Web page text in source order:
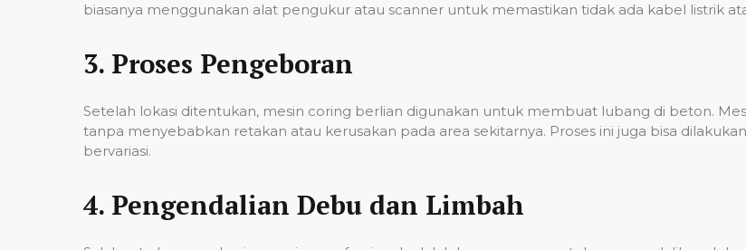
biasanya menggunakan alat pengukur atau scanner untuk memastikan tidak ada kabel listrik
3. Proses Pengeboran
Setelah lokasi ditentukan, mesin coring berlian digunakan untuk membuat lubang di beton.
tanpa menyebabkan retakan atau kerusakan pada area sekitarnya. Proses ini juga bisa
bervariasi.
4. Pengendalian Debu dan Limbah